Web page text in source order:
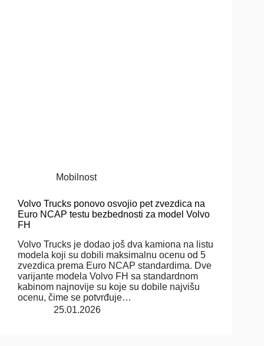
Mobilnost
Volvo Trucks ponovo osvojio pet zvezdica na
Euro NCAP testu bezbednosti za model Volvo
FH
Volvo Trucks je dodao još dva kamiona na listu
modela koji su dobili maksimalnu ocenu od 5
zvezdica prema Euro NCAP standardima. Dve
varijante modela Volvo FH sa standardnom
kabinom najnovije su koje su dobile najvišu
ocenu, čime se potvrđuje…
25.01.2026